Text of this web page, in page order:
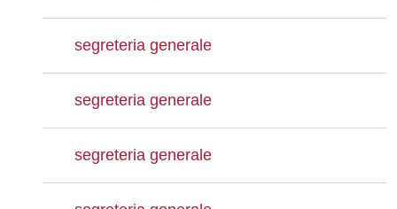
segreteria generale
segreteria generale
segreteria generale